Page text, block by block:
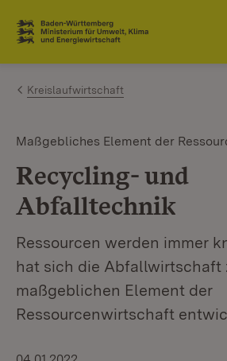
Zum Inhalt springen
Link zur Startseite
Kreislaufwirtschaft
Maßgebliches Element der
Recycling- und
Abfalltechnik
Ressourcen werden immer
hat sich die Abfallwirtschaft
maßgeblichen Element der
Ressourcenwirtschaft